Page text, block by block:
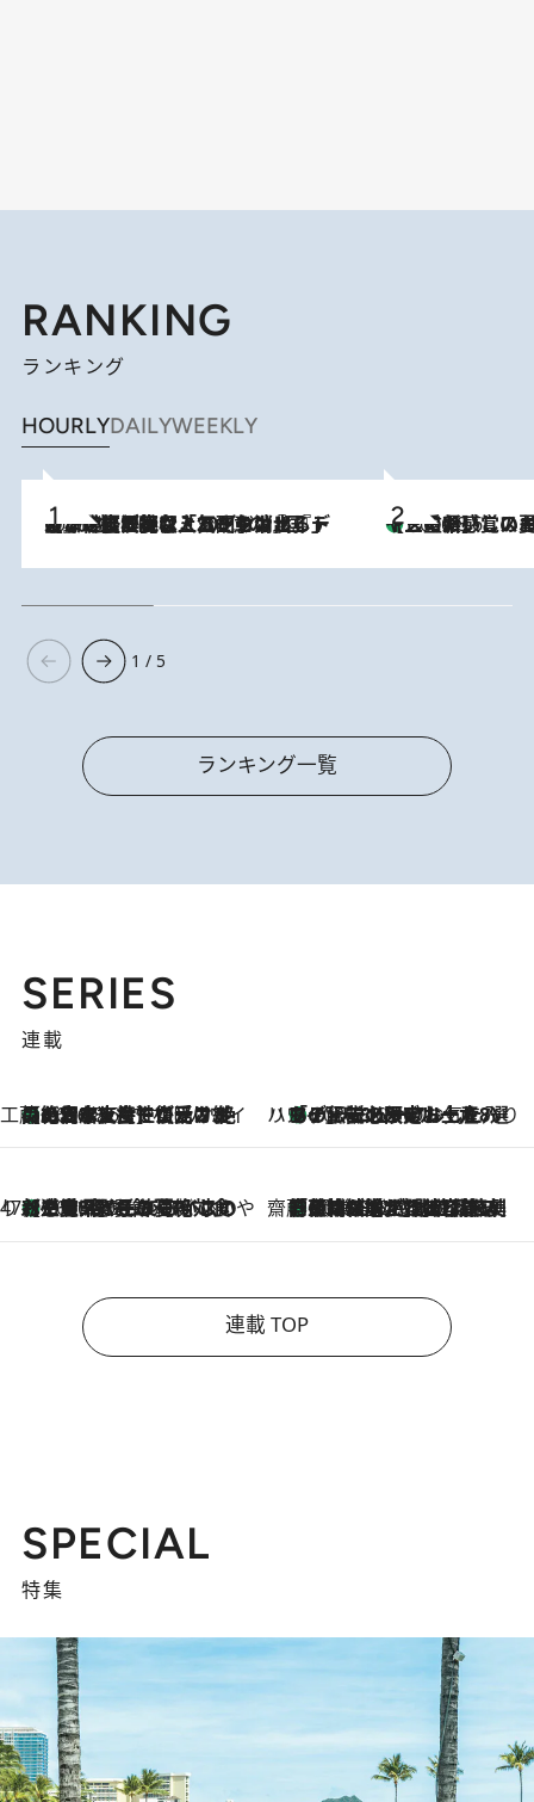
RANKING
ランキング
HOURLYDAILYWEEKLY
2026.8.5
【なぜ吉沢亮は「気配を消せる」のか？】興行収入208億の『国宝』を経て挑むミュージカル『ディア・エヴァン・ハンセン』。トップ俳優が舞台上でさらけ出した“孤独”とは 2026.8.6
【三重県】この夏絶対食べたい 冷やしておいしいおやつ3選 お餅×
1 / 5
ランキング一覧
SERIES
連載
工藤まやのおもてなしハワイ
2026.8.6
【ハワイ土産】ローカルの絶大な支持で復活！ 絶品の幻クッキー《元ファンの日本人女性が受け継いだ名店》 ハワイ賢者 リサのお気に入りリスト2026.8.6
あの伝説の限定トートも！ リニューアルした「ディーン＆デルーカ ハワイ」で必須のお土産8選
47都道府県の手みやげ ひんやりスイーツで夏を満喫
2026.8.6
【三重県】この夏絶対食べたい 冷やしておいしいおやつ3選 お餅×アイスの新感覚スイーツ 齋藤 薫 美容脳ルネサンス
2026.8.6
「荷物が増えるほど旅ストレスは増す」美容ジャーナリストがたどり着いた最終結論。“化粧品を劇的に減らす”感動の凝縮美容とは
連載 TOP
SPECIAL
特集